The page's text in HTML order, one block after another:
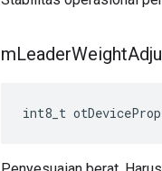
mLeaderWeight
int8_t